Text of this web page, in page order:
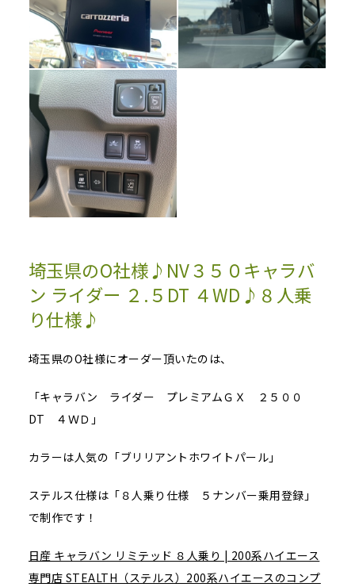
埼玉県のO社様♪NV３５０キャラバ
ン ライダー ２.５DT ４WD♪８人乗
り仕様♪
埼玉県のO社様にオーダー頂いたのは、
「キャラバン ライダー プレミアムＧＸ ２５００
DT ４ＷＤ」
カラーは人気の「ブリリアントホワイトパール」
ステルス仕様は「８人乗り仕様 ５ナンバー乗用登録」
で制作です！
日産 キャラバン リミテッド ８人乗り | 200系ハイエース
専門店 STEALTH（ステルス）200系ハイエースのコンプ